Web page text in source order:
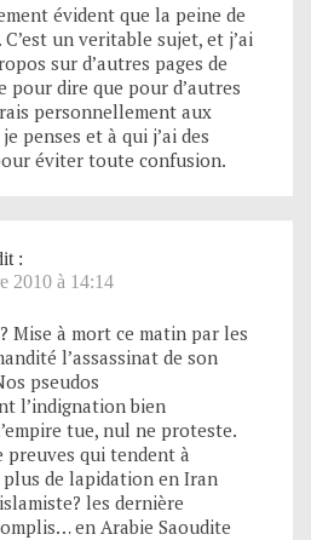
évident que la peine de
un veritable sujet, et j’ai
sur d’autres pages de
pour dire que pour d’autres
personnellement aux
penses et à qui j’ai des
éviter toute confusion.
:
2010 à 14:14
Mise à mort ce matin par les
l’assassinat de son
pseudos
l’indignation bien
tue, nul ne proteste.
preuves qui tendent à
plus de lapidation en Iran
les dernière
en Arabie Saoudite